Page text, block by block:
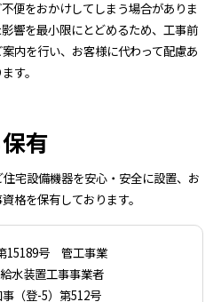
便をおかけしてしまう場合がありま
響を最小限にとどめるため、工事前
内を行い、お客様に代わって配慮あ
す。
有
宅設備機器を安心・安全に設置、お
格を保有しております。
15189号 管工事業
水装置工事事業者
（登-5）第512号